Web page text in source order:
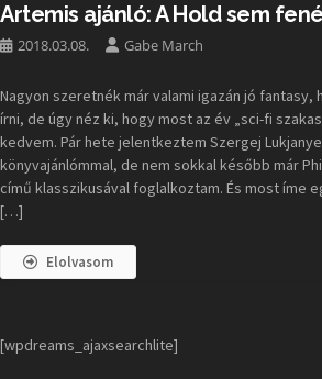
Artemis ajánló: A Hold sem
2018.03.08. Gabe March
Nagyon szeretnék már valami igazán jó fantasy,
írni, de úgy néz ki, hogy most az év „sci-fi
kedvem. Pár hete jelentkeztem Szergej
könyvajánlómmal, de nem sokkal később már
című klasszikusával foglalkoztam. És most íme
[…]
Elolvasom
[wpdreams_ajaxsearchlite]